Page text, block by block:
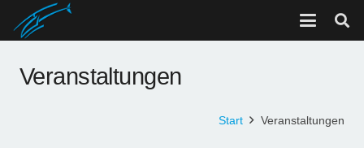
Veranstaltungen
Start Veranstaltungen